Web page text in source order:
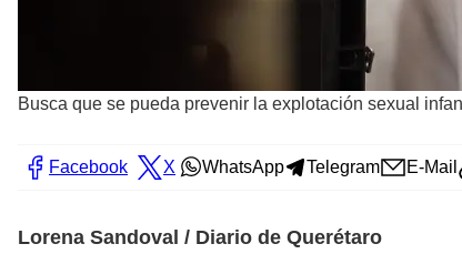
Busca que se pueda prevenir la explotación sexual
Facebook X WhatsApp Telegram E-Mail
Lorena Sandoval / Diario de Querétaro